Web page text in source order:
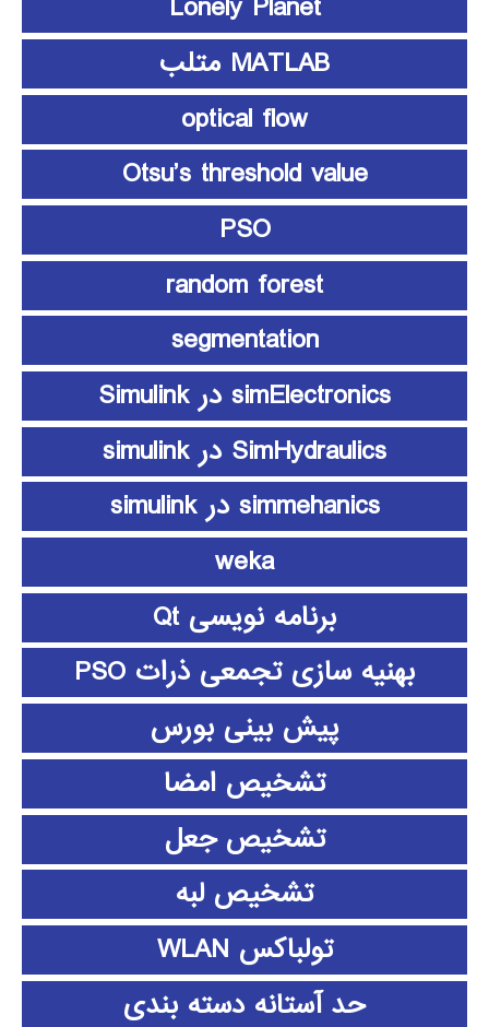
MATLAB متلب
optical flow
Otsu’s threshold value
PSO
random forest
segmentation
simElectronics در Simulink
SimHydraulics در simulink
simmehanics در simulink
weka
برنامه نویسی Qt
بهنیه سازی تجمعی ذرات PSO
پیش بینی بورس
تشخیص امضا
تشخیص جعل
تشخیص لبه
تولباکس WLAN
حد آستانه دسته بندی